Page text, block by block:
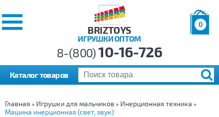
BRIZTOYS
ИГРУШКИ ОПТОМ
0
р.
8-(800)10-16-726
Каталог товаров
Главная » Игрушки для мальчиков » Инерционная техника »
Машина инерционная (свет, звук)